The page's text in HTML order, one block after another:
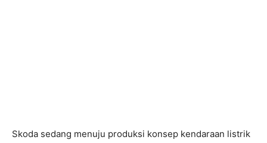
Skoda sedang menuju produksi konsep kendaraan listrik